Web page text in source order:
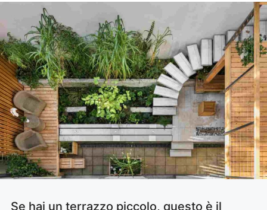
Se hai un terrazzo piccolo, questo è il